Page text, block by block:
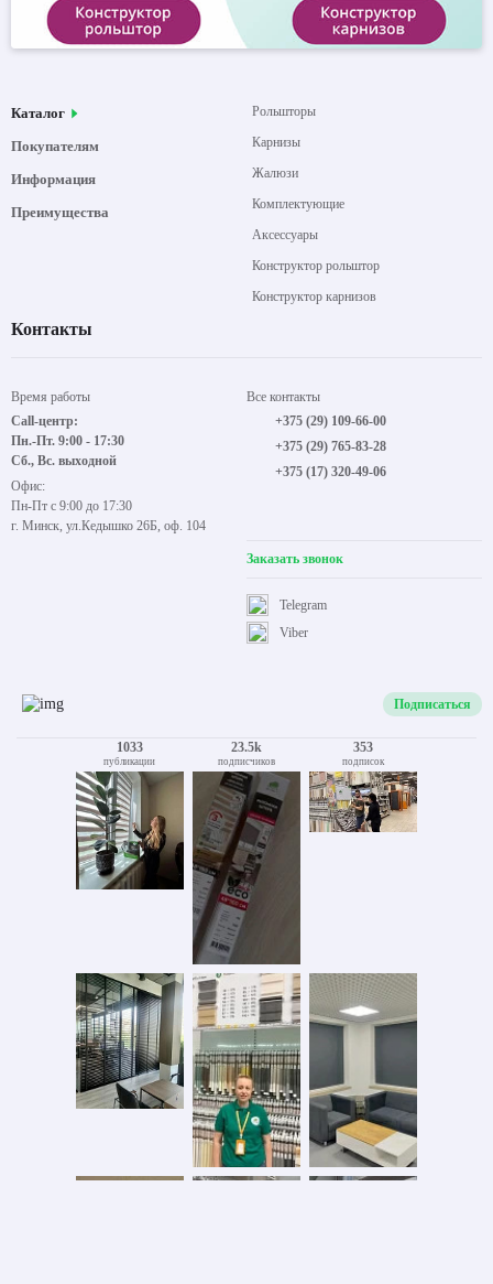
Каталог
Покупателям
Информация
Преимущества
Рольшторы
Карнизы
Жалюзи
Комплектующие
Аксессуары
Конструктор рольштор
Конструктор карнизов
Контакты
Время работы
Call-центр:
Пн.-Пт. 9:00 - 17:30
Сб., Вс. выходной
Офис:
Пн-Пт с 9:00 до 17:30
г. Минск, ул.Кедышко 26Б, оф. 104
Все контакты
+375 (29) 109-66-00
+375 (29) 765-83-28
+375 (17) 320-49-06
Заказать звонок
Viber
Telegram
Подписаться
1033
публикации
23.5k
подписчиков
353
подписок